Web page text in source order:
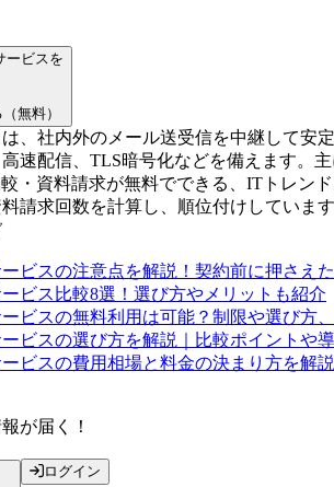
ービスを
無料）
、社内外のメール送受信を中継して
速配信、TLS暗号化などを備えます。
・資料請求が無料でできる、ITトレン
請求回数を計算し、順位付けしていま
ビスの注意点を解説！契約前に押さえ
ビス比較8選！選び方やメリットも紹介
ビスの無料利用は可能？制限や選び方
ビスの選び方を解説｜比較ポイントや
ビスの費用相場と料金の決まり方を解説
が届く！
ログイン